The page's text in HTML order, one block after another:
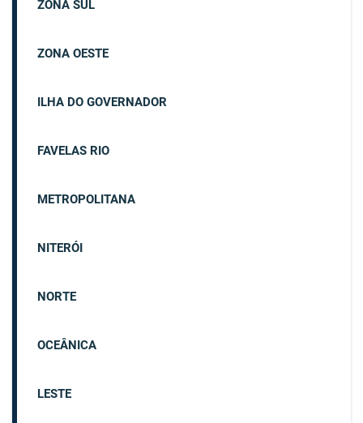
ZONA SUL
ZONA OESTE
ILHA DO GOVERNADOR
FAVELAS RIO
METROPOLITANA
NITERÓI
NORTE
OCEÂNICA
LESTE